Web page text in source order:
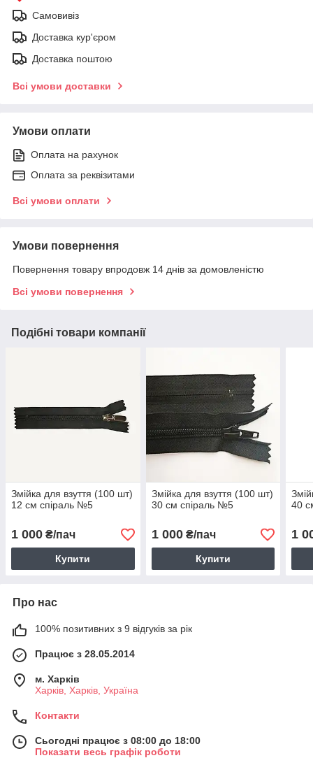
Самовивіз
Доставка кур'єром
Доставка поштою
Всі умови доставки
Умови оплати
Оплата на рахунок
Оплата за реквізитами
Всі умови оплати
Умови повернення
Повернення товару впродовж 14 днів за домовленістю
Всі умови повернення
Подібні товари компанії
Змійка для взуття (100 шт)
12 см спіраль №5
1 000 ₴/пач
Купити
Змійка для взуття (100 шт)
30 см спіраль №5
1 000₴/пач
Купити
40
1
Про нас
100% позитивних з 9 відгуків за рік
Працює з 28.05.2014
м. Харків
Харків, Харків, Україна
Контакти
Сьогодні працює з 08:00 до 18:00
Показати весь графік роботи